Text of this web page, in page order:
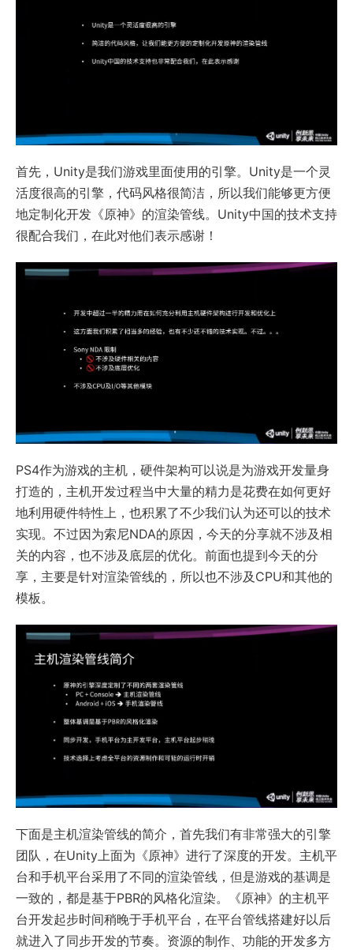
首先，Unity是我们游戏里面使用的引擎。Unity是一个灵
活度很高的引擎，代码风格很简洁，所以我们能够更方便
地定制化开发《原神》的渲染管线。Unity中国的技术支持
很配合我们，在此对他们表示感谢！
PS4作为游戏的主机，硬件架构可以说是为游戏开发量身
打造的，主机开发过程当中大量的精力是花费在如何更好
地利用硬件特性上，也积累了不少我们认为还可以的技术
实现。不过因为索尼NDA的原因，今天的分享就不涉及相
关的内容，也不涉及底层的优化。前面也提到今天的分
享，主要是针对渲染管线的，所以也不涉及CPU和其他的
模板。
下面是主机渲染管线的简介，首先我们有非常强大的引擎
团队，在Unity上面为《原神》进行了深度的开发。主机平
台和手机平台采用了不同的渲染管线，但是游戏的基调是
一致的，都是基于PBR的风格化渲染。《原神》的主机平
台开发起步时间稍晚于手机平台，在平台管线搭建好以后
就进入了同步开发的节奏。资源的制作、功能的开发多方